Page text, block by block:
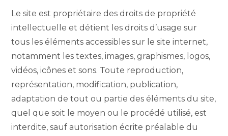
Le site est propriétaire des droits de propriété
intellectuelle et détient les droits d’usage sur
tous les éléments accessibles sur le site internet,
notamment les textes, images, graphismes, logos,
vidéos, icônes et sons. Toute reproduction,
représentation, modification, publication,
adaptation de tout ou partie des éléments du site,
quel que soit le moyen ou le procédé utilisé, est
interdite, sauf autorisation écrite préalable du